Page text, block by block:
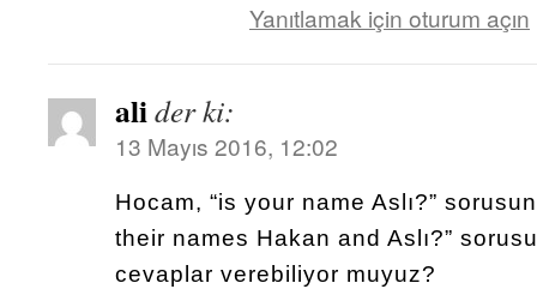
Yanıtlamak için oturum açın
alider ki:
13 Mayıs 2016, 12:02
Hocam, “is your name Aslı?”
their names Hakan and Aslı?”
cevaplar verebiliyor muyuz?